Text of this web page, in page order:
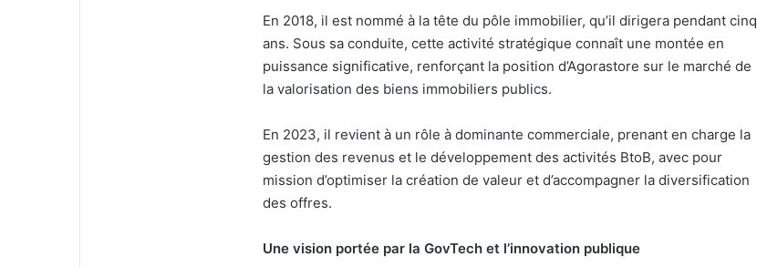
En 2018, il est nommé à la tête du pôle immobilier, qu’il dirigera pendant cinq
ans. Sous sa conduite, cette activité stratégique connaît une montée en
puissance significative, renforçant la position d’Agorastore sur le marché de
la valorisation des biens immobiliers publics.
En 2023, il revient à un rôle à dominante commerciale, prenant en charge la
gestion des revenus et le développement des activités BtoB, avec pour
mission d’optimiser la création de valeur et d’accompagner la diversification
des offres.
Une vision portée par la GovTech et l’innovation publique